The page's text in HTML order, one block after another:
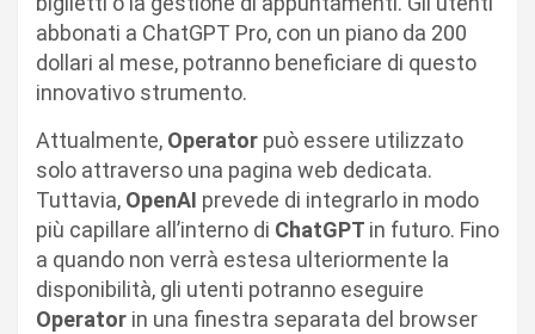
abbonati a ChatGPT Pro, con un piano da 200
dollari al mese, potranno beneficiare di questo
innovativo strumento.
Attualmente, Operator può essere utilizzato
solo attraverso una pagina web dedicata.
Tuttavia, OpenAI prevede di integrarlo in modo
più capillare all’interno di ChatGPT in futuro. Fino
a quando non verrà estesa ulteriormente la
disponibilità, gli utenti potranno eseguire
Operator in una finestra separata del browser